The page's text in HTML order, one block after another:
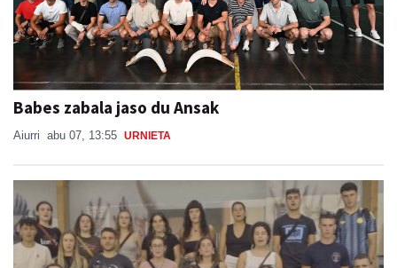
Babes zabala jaso du Ansak
Aiurri abu 07, 13:55 URNIETA